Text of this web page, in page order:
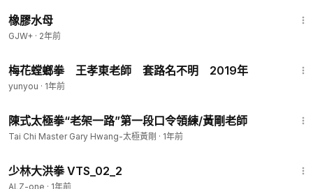
橡膠水母
GJW+ · 2年前
梅花螳螂拳 王孝東老師 套路名不明 2019年
yunyou · 1年前
陳式太極拳“老架一路”第一段口令領練/黃剛老師
Tai Chi Master Gary Hwang-太極黃剛 · 1年前
少林大洪拳 VTS_02_2
ALZ-one · 1年前